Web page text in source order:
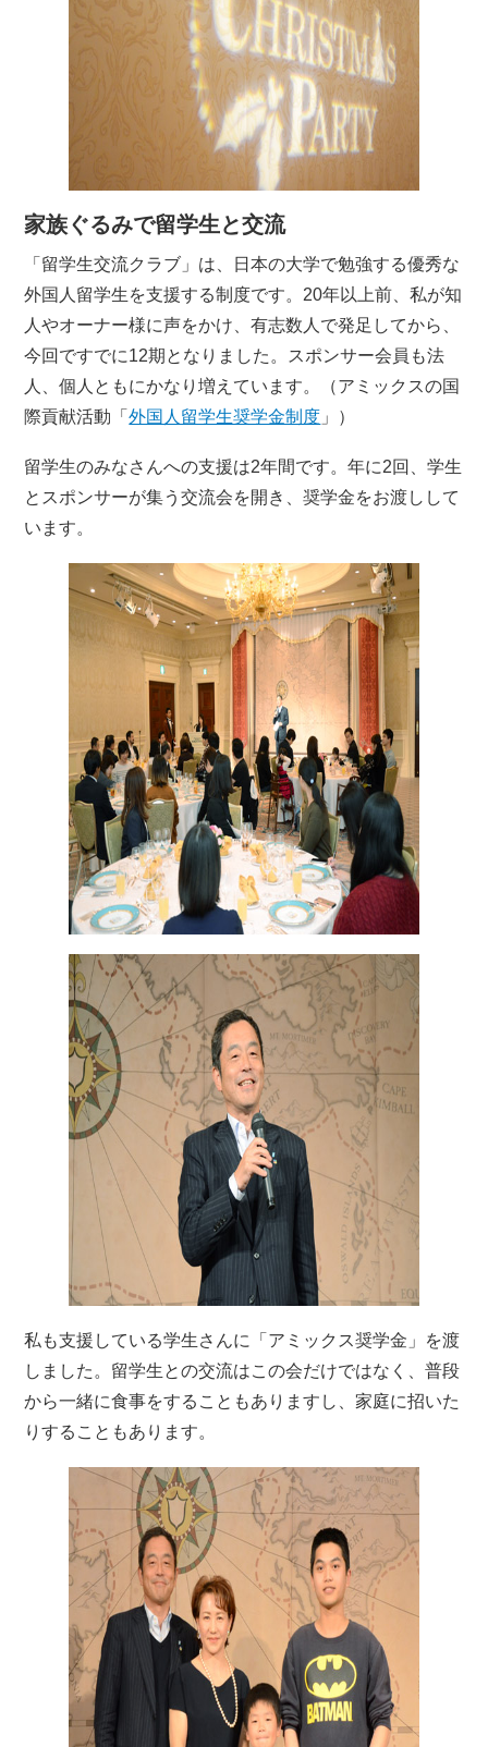
家族ぐるみで留学生と交流
「留学生交流クラブ」は、日本の大学で勉強する優秀な
外国人留学生を支援する制度です。20年以上前、私が知
人やオーナー様に声をかけ、有志数人で発足してから、
今回ですでに12期となりました。スポンサー会員も法
人、個人ともにかなり増えています。（アミックスの国
際貢献活動「外国人留学生奨学金制度 」）
留学生のみなさんへの支援は2年間です。年に2回、学生
とスポンサーが集う交流会を開き、奨学金をお渡しして
います。
私も支援している学生さんに「アミックス奨学金」を渡
しました。留学生との交流はこの会だけではなく、普段
から一緒に食事をすることもありますし、家庭に招いた
りすることもあります。